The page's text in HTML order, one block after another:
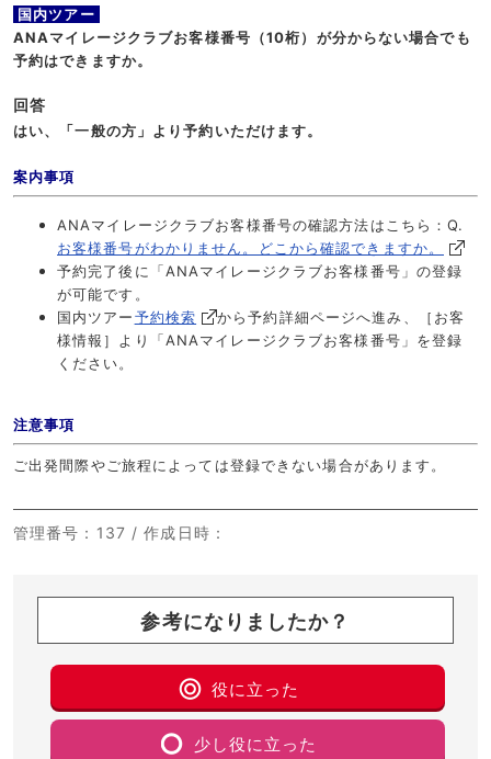
国内ツアー
ANAマイレージクラブお客様番号（10桁）が分からない場合でも
予約はできますか。
回答
はい、「一般の方」より予約いただけます。
案内事項
ANAマイレージクラブお客様番号の確認方法はこちら：Q.
お客様番号がわかりません。どこから確認できますか。
予約完了後に「ANAマイレージクラブお客様番号」の登録
が可能です。
国内ツアー予約検索
から予約詳細ページへ進み、［お客
様情報］より「ANAマイレージクラブお客様番号」を登録
ください。
注意事項
ご出発間際やご旅程によっては登録できない場合があります。
管理番号 ：137 /作成日時 ：
参考になりましたか？
役に立った
少し役に立った